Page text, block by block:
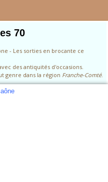
70
- Les sorties en brocante ce
des antiquités d'occasions.
genre dans la région Franche-Comté.